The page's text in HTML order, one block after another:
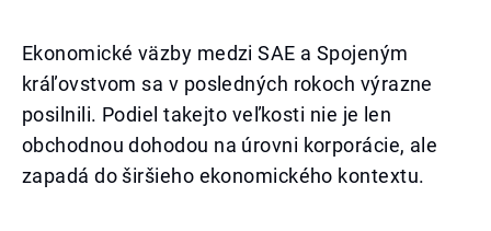
Ekonomické väzby medzi SAE a Spojeným
kráľovstvom sa v posledných rokoch výrazne
posilnili. Podiel takejto veľkosti nie je len
obchodnou dohodou na úrovni korporácie, ale
zapadá do širšieho ekonomického kontextu.